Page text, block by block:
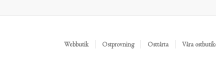
Webbutik Ostprovning Osttårta Våra